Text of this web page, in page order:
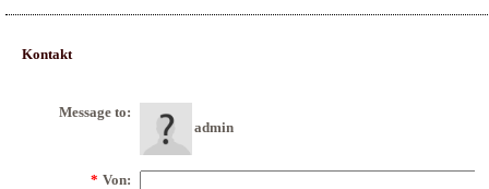
Kontakt
Message to:
admin
* Von: